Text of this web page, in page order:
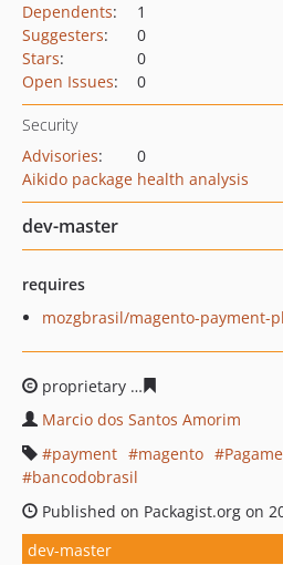
Dependents:
1
Suggesters:
0
Stars:
0
Open Issues: 0
Security
Advisories:
0
Aikido package health analysis
dev-master
requires
mozgbrasil/magento-payment-
proprietary
Marcio dos Santos Amorim
payment
magento
bancodobrasil
Published on Packagist.org on
dev-master